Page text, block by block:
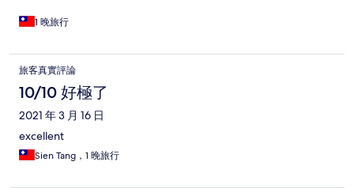
1 晚旅行
旅客真實評論
10/10 好極了
2021 年 3 月 16 日
excellent
Sien Tang，1 晚旅行